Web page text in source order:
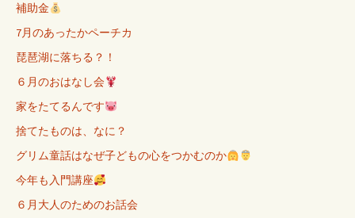
補助金
7月のあったかペーチカ
琵琶湖に落ちる？！
６月のおはなし会
家をたてるんです
捨てたものは、なに？
グリム童話はなぜ子どもの心をつかむのか
今年も入門講座
６月大人のためのお話会